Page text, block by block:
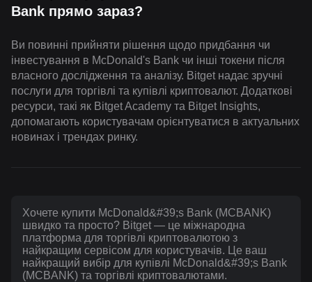
Bank прямо зараз?
Ви повинні прийняти рішення щодо придбання чи
інвестування в McDonald's Bank чи інші токени після
власного дослідження та аналізу. Bitget надає зручні
послуги для торгівлі та купівлі криптовалют. Додаткові
ресурси, такі як Bitget Academy та Bitget Insights,
допомагають користувачам орієнтуватися в актуальних
новинах і трендах ринку.
Хочете купити McDonald&#39;s Bank (MCBANK)
швидко та просто? Bitget — це міжнародна
платформа для торгівлі криптовалютою з
найкращим сервісом для користувачів. Це ваш
найкращий вибір для купівлі McDonald&#39;s Bank
(MCBANK) та торгівлі криптовалютами.